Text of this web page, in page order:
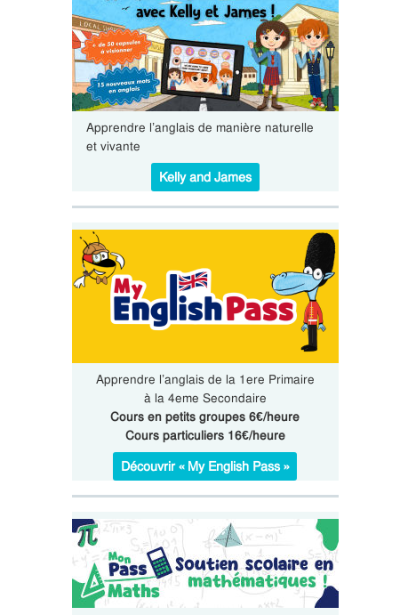
Apprendre l’anglais de manière naturelle
et vivante
Kelly and James
Apprendre l’anglais de la 1ere Primaire
à la 4eme Secondaire
Cours en petits groupes 6€/heure
Cours particuliers 16€/heure
Découvrir « My English Pass »